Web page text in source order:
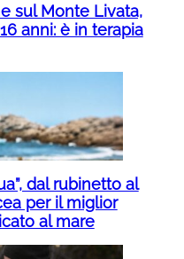
sul Monte Livata,
anni: è in terapia
dal rubinetto al
per il miglior
al mare